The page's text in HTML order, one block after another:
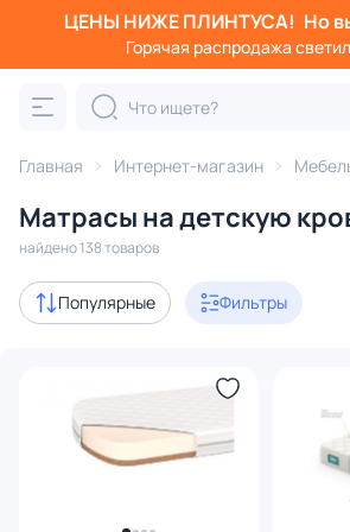
ЦЕНЫ НИЖЕ ПЛИНТУСА! Но
Горячая распродажа
Главная Интернет-магазин
Матрасы на детскую
найдено 138 товаров
Популярные Фильтры
Фильтры
Категория: Детская мебель
кровати матрасы
В наличии 11
Доставка